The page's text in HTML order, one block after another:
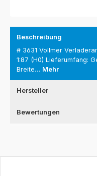
Beschreibung
# 3631 Vollmer
1:87 (H0) Lieferumfang:
Breite… Mehr
Hersteller
Bewertungen